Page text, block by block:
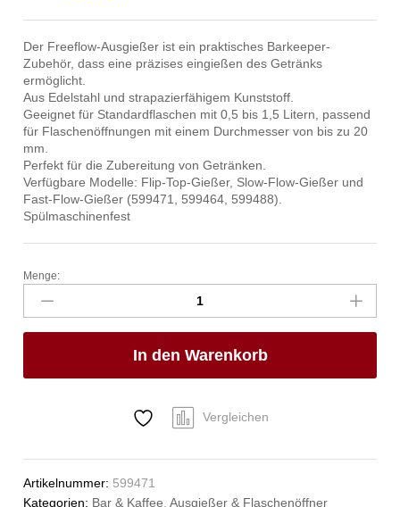
Der Freeflow-Ausgießer ist ein praktisches Barkeeper-
Zubehör, dass eine präzises eingießen des Getränks
ermöglicht.
Aus Edelstahl und strapazierfähigem Kunststoff.
Geeignet für Standardflaschen mit 0,5 bis 1,5 Litern, passend
für Flaschenöffnungen mit einem Durchmesser von bis zu 20
mm.
Perfekt für die Zubereitung von Getränken.
Verfügbare Modelle: Flip-Top-Gießer, Slow-Flow-Gießer und
Fast-Flow-Gießer (599471, 599464, 599488).
Spülmaschinenfest
Freeflow-
Ausgiesser,
Bar
up,
Deckel,
Menge:
In den Warenkorb
Vergleichen
Artikelnummer: 599471
Kategorien: Bar & Kaffee ,Ausgießer & Flaschenöffner